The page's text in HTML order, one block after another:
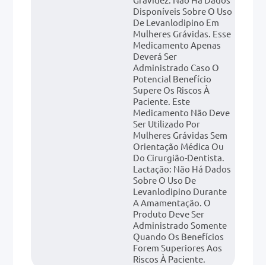
Disponíveis Sobre O Uso
De Levanlodipino Em
Mulheres Grávidas. Esse
Medicamento Apenas
Deverá Ser
Administrado Caso O
Potencial Benefício
Supere Os Riscos À
Paciente. Este
Medicamento Não Deve
Ser Utilizado Por
Mulheres Grávidas Sem
Orientação Médica Ou
Do Cirurgião-Dentista.
Lactação: Não Há Dados
Sobre O Uso De
Levanlodipino Durante
A Amamentação. O
Produto Deve Ser
Administrado Somente
Quando Os Benefícios
Forem Superiores Aos
Riscos À Paciente.